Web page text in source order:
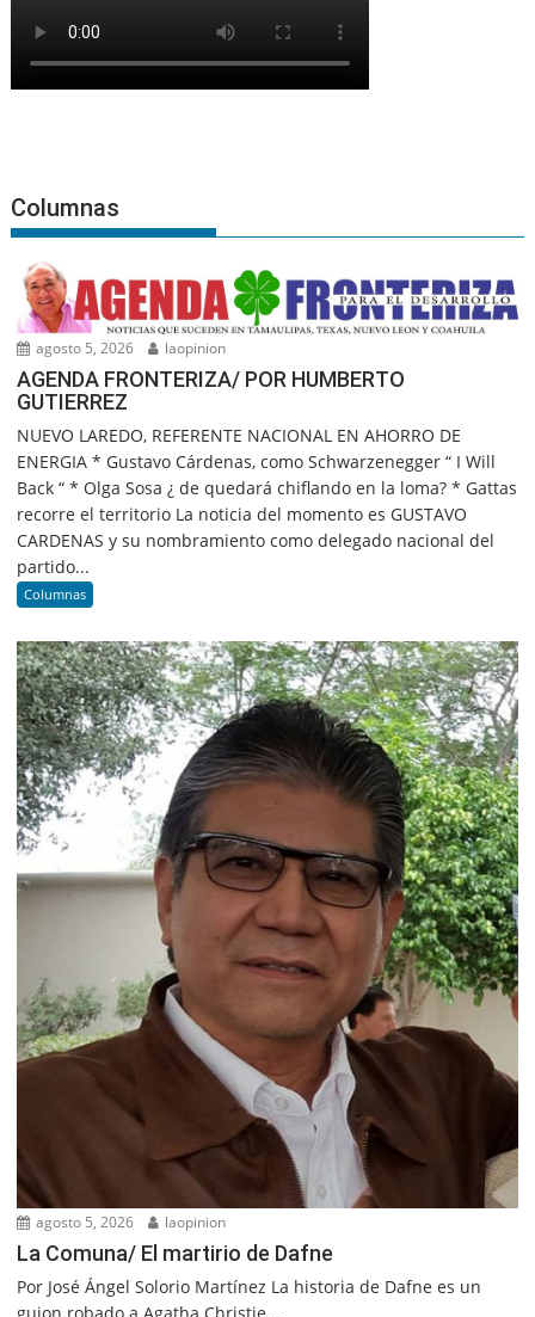
Columnas
agosto 5, 2026 laopinion
AGENDA FRONTERIZA/ POR HUMBERTO
GUTIERREZ
NUEVO LAREDO, REFERENTE NACIONAL EN AHORRO DE
ENERGIA * Gustavo Cárdenas, como Schwarzenegger “ I Will
Back “ * Olga Sosa ¿ de quedará chiflando en la loma? * Gattas
recorre el territorio La noticia del momento es GUSTAVO
CARDENAS y su nombramiento como delegado nacional del
partido...
Columnas
agosto 5, 2026 laopinion
La Comuna/ El martirio de Dafne
Por José Ángel Solorio Martínez La historia de Dafne es un